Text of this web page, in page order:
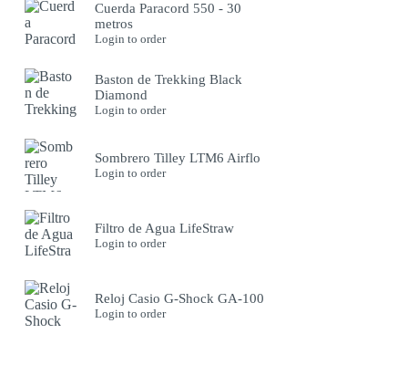
Cuerda Paracord 550 - 30
metros
Login to order
Baston de Trekking Black
Diamond
Login to order
Sombrero Tilley LTM6 Airflo
Login to order
Filtro de Agua LifeStraw
Login to order
Reloj Casio G-Shock GA-100
Login to order